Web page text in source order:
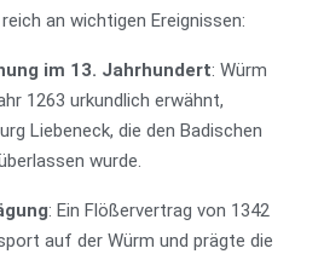
an wichtigen Ereignissen:
im 13. Jahrhundert: Würm
1263 urkundlich erwähnt,
Liebeneck, die den Badischen
wurde.
: Ein Flößervertrag von 1342
auf der Würm und prägte die